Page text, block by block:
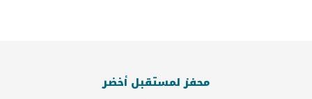
محفز لمستقبل أخضر